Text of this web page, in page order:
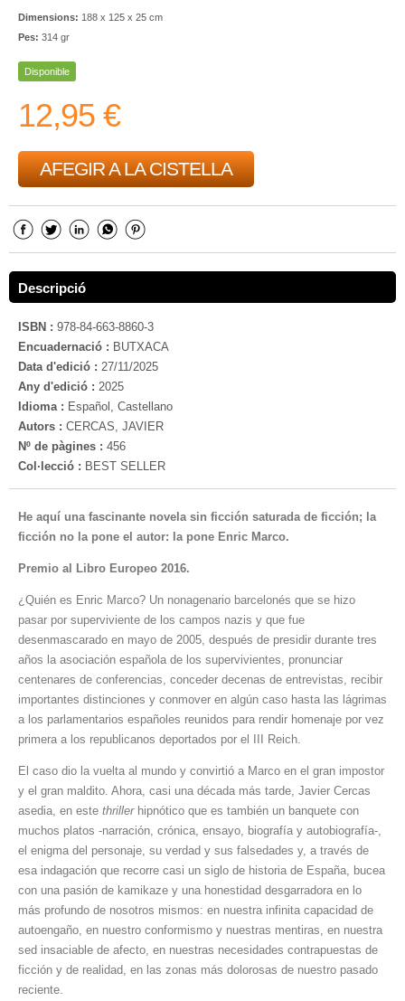
Dimensions: 188 x 125 x 25 cm
Pes: 314 gr
Disponible
12,95 €
AFEGIR A LA CISTELLA
Descripció
ISBN : 978-84-663-8860-3
Encuadernació : BUTXACA
Data d'edició : 27/11/2025
Any d'edició : 2025
Idioma : Español, Castellano
Autors : CERCAS, JAVIER
Nº de pàgines : 456
Col·lecció : BEST SELLER
He aquí una fascinante novela sin ficción saturada de ficción; la
ficción no la pone el autor: la pone Enric Marco.
Premio al Libro Europeo 2016.
¿Quién es Enric Marco? Un nonagenario barcelonés que se hizo
pasar por superviviente de los campos nazis y que fue
desenmascarado en mayo de 2005, después de presidir durante tres
años la asociación española de los supervivientes, pronunciar
centenares de conferencias, conceder decenas de entrevistas, recibir
importantes distinciones y conmover en algún caso hasta las lágrimas
a los parlamentarios españoles reunidos para rendir homenaje por vez
primera a los republicanos deportados por el III Reich.
El caso dio la vuelta al mundo y convirtió a Marco en el gran impostor
y el gran maldito. Ahora, casi una década más tarde, Javier Cercas
asedia, en este thrillerhipnótico que es también un banquete con
muchos platos -narración, crónica, ensayo, biografía y autobiografía-,
el enigma del personaje, su verdad y sus falsedades y, a través de
esa indagación que recorre casi un siglo de historia de España, bucea
con una pasión de kamikaze y una honestidad desgarradora en lo
más profundo de nosotros mismos: en nuestra infinita capacidad de
autoengaño, en nuestro conformismo y nuestras mentiras, en nuestra
sed insaciable de afecto, en nuestras necesidades contrapuestas de
ficción y de realidad, en las zonas más dolorosas de nuestro pasado
reciente.